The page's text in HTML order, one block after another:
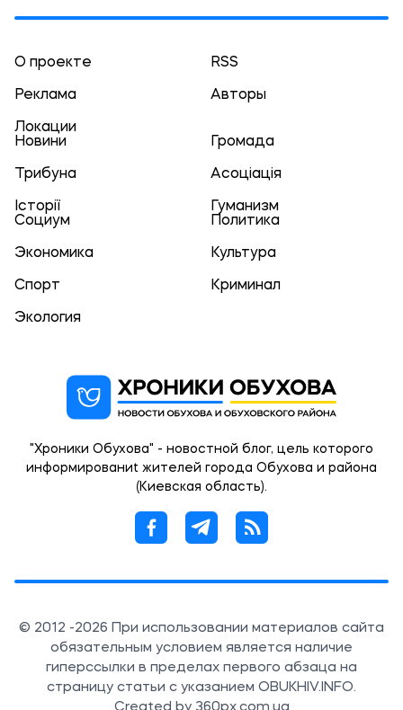
О проекте RSS
Реклама Авторы
Локации
Новини
Громада
Трибуна Асоціація
Історії
Гуманизм
Социум
Политика
Экономика Культура
Спорт Криминал
Экология
"Хроники Обухова" - новостной блог, цель которого
информированиt жителей города Обухова и района
(Киевская область).
© 2012 -2026 При использовании материалов сайта
обязательным условием является наличие
гиперссылки в пределах первого абзаца на
страницу статьи с указанием OBUKHIV.INFO.